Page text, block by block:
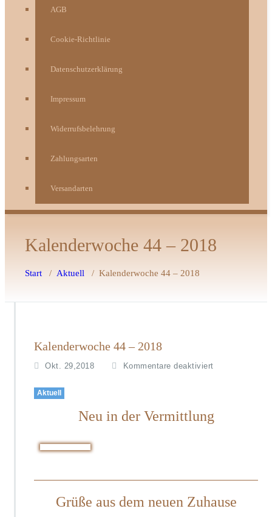
AGB
Cookie-Richtlinie
Datenschutzerklärung
Impressum
Widerrufsbelehrung
Zahlungsarten
Versandarten
Kalenderwoche 44 – 2018
Start / Aktuell / Kalenderwoche 44 – 2018
Kalenderwoche 44 – 2018
Okt. 29,2018 Kommentare deaktiviert
w
Aktuell
Neu in der Vermittlung
Grüße aus dem neuen Zuhause